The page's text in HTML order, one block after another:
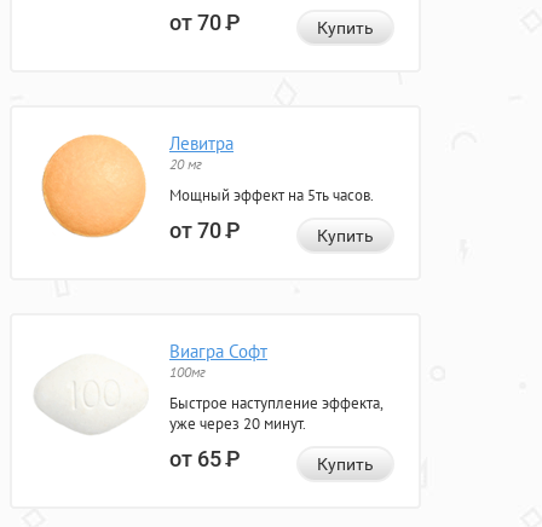
от 70Р Купить
Левитра
20 мг
Мощный эффект на 5ть часов.
от 70Р Купить
Виагра Софт
100мг
Быстрое наступление эффекта,
уже через 20 минут.
от 65Р Купить